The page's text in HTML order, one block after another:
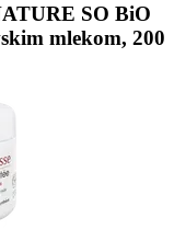
SO BiO
mlekom, 200